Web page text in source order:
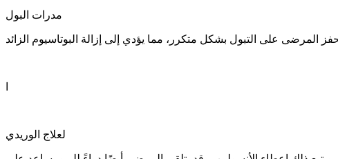
مدرات البول
لعلاج الوريدي